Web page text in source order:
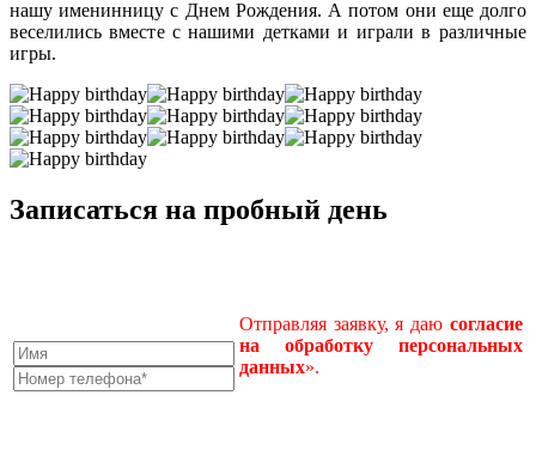
нашу именинницу с Днем Рождения. А потом они еще долго
веселились вместе с нашими детками и играли в различные
игры.
Записаться на пробный день
Отправляя заявку, я даю согласие
на
обработку
персональных
данных».